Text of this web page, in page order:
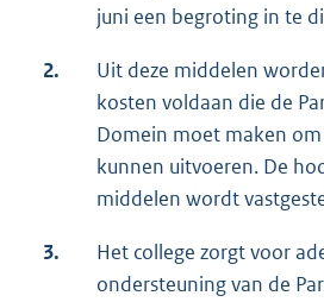
juni een begroting in te
2.
Uit deze middelen
kosten voldaan die de
Domein moet maken
kunnen uitvoeren. De
middelen wordt
3.
Het college zorgt voor
ondersteuning van de